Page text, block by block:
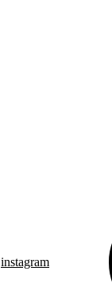
instagram